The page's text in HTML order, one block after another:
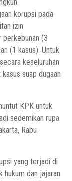
korupsi pada
izin
perkebunan (3
(1 kasus). Untuk
keseluruhan
suap dugaan
KPK untuk
sedemikan rupa
Rabu
yang terjadi di
hukum dan jajaran